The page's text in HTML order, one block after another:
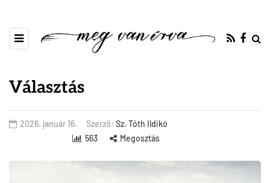
Választás
2026. január 16. Szerző: Sz. Tóth Ildikó
563
Megosztás